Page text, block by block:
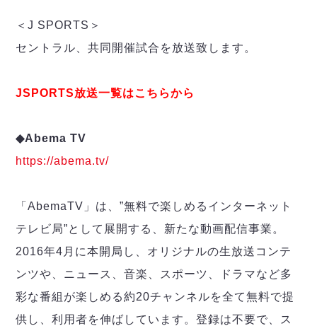
チケット情報
過去の記録
エスポラーダ北海道
バルドラール浦安
しながわシティ
湘南ベルマーレ
ボアルース長野
シュライカー大阪
ボルクバレット北九州
バサジィ大分
選手の通算記録（Ｆ２）
ヴォスクオーレ仙台
＜J SPORTS＞
セントラル、共同開催試合を放送致します。
JSPORTS放送一覧はこちらから
◆Abema TV
https://abema.tv/
「AbemaTV」は、”無料で楽しめるインターネット
テレビ局”として展開する、新たな動画配信事業。
2016年4月に本開局し、オリジナルの生放送コンテ
ンツや、ニュース、音楽、スポーツ、ドラマなど多
彩な番組が楽しめる約20チャンネルを全て無料で提
供し、利用者を伸ばしています。登録は不要で、ス